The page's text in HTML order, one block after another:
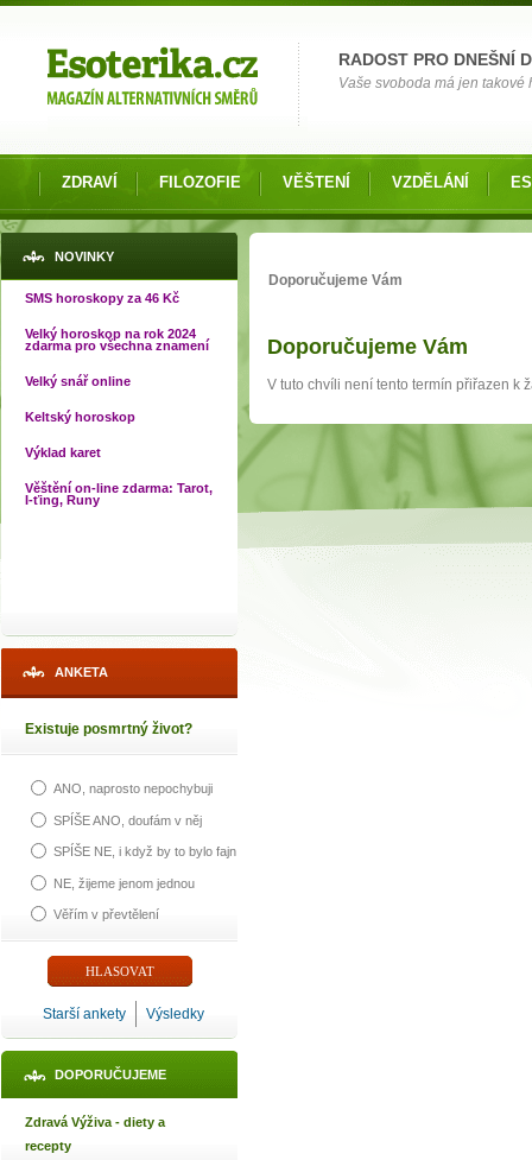
RADOST PRO DNEŠNÍ
Vaše svoboda má jen takové
ZDRAVÍ FILOZOFIE VĚŠTENÍ VZDĚLÁNÍ
NOVINKY
SMS horoskopy za 46 Kč
Velký horoskop na rok 2024
zdarma pro všechna znamení
Velký snář online
Keltský horoskop
Výklad karet
Věštění on-line zdarma: Tarot,
I-ťing, Runy
ANKETA
Existuje posmrtný život?
ANO, naprosto nepochybuji
SPÍŠE ANO, doufám v něj
SPÍŠE NE, i když by to bylo fajn
NE, žijeme jenom jednou
Věřím v převtělení
Starší ankety Výsledky
DOPORUČUJEME
Zdravá Výživa - diety a
recepty
Doporučujeme Vám
Doporučujeme Vám
V tuto chvíli není tento termín přiřazen k